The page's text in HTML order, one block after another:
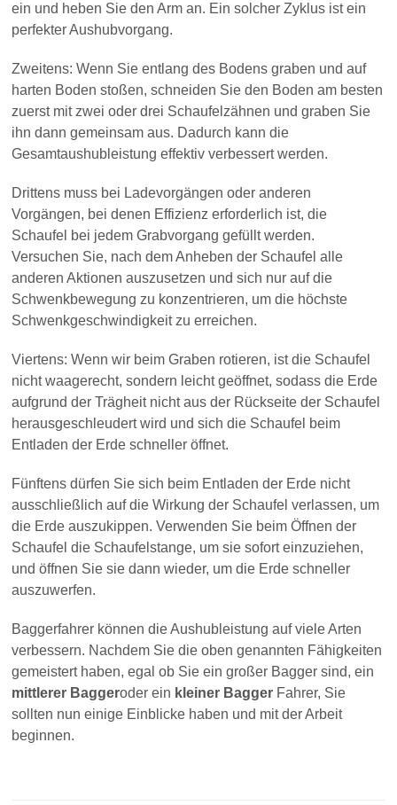
ein und heben Sie den Arm an. Ein solcher Zyklus ist ein
perfekter Aushubvorgang.
Zweitens: Wenn Sie entlang des Bodens graben und auf
harten Boden stoßen, schneiden Sie den Boden am besten
zuerst mit zwei oder drei Schaufelzähnen und graben Sie
ihn dann gemeinsam aus. Dadurch kann die
Gesamtaushubleistung effektiv verbessert werden.
Drittens muss bei Ladevorgängen oder anderen
Vorgängen, bei denen Effizienz erforderlich ist, die
Schaufel bei jedem Grabvorgang gefüllt werden.
Versuchen Sie, nach dem Anheben der Schaufel alle
anderen Aktionen auszusetzen und sich nur auf die
Schwenkbewegung zu konzentrieren, um die höchste
Schwenkgeschwindigkeit zu erreichen.
Viertens: Wenn wir beim Graben rotieren, ist die Schaufel
nicht waagerecht, sondern leicht geöffnet, sodass die Erde
aufgrund der Trägheit nicht aus der Rückseite der Schaufel
herausgeschleudert wird und sich die Schaufel beim
Entladen der Erde schneller öffnet.
Fünftens dürfen Sie sich beim Entladen der Erde nicht
ausschließlich auf die Wirkung der Schaufel verlassen, um
die Erde auszukippen. Verwenden Sie beim Öffnen der
Schaufel die Schaufelstange, um sie sofort einzuziehen,
und öffnen Sie sie dann wieder, um die Erde schneller
auszuwerfen.
Baggerfahrer können die Aushubleistung auf viele Arten
verbessern. Nachdem Sie die oben genannten Fähigkeiten
gemeistert haben, egal ob Sie ein großer Bagger sind, ein
mittlerer Baggeroder ein kleiner Bagger Fahrer, Sie
sollten nun einige Einblicke haben und mit der Arbeit
beginnen.